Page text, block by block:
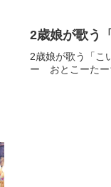
2歳娘が歌う
2歳娘が歌う「
ー おとこーたー